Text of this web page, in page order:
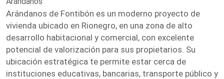
Arándanos de Fontibón es un moderno proyecto de
vivienda ubicado en Rionegro, en una zona de alto
desarrollo habitacional y comercial, con excelente
potencial de valorización para sus propietarios. Su
ubicación estratégica te permite estar cerca de
instituciones educativas, bancarias, transporte público y